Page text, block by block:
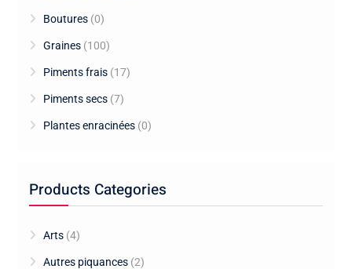
Boutures (0)
Graines (100)
Piments frais (17)
Piments secs (7)
Plantes enracinées (0)
Products Categories
Arts (4)
Autres piquances (2)